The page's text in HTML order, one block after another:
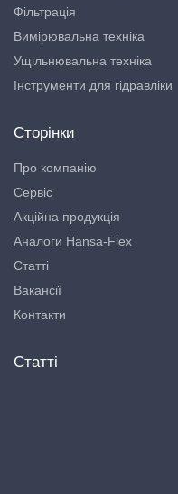
Фільтрація
Вимірювальна техніка
Ущільнювальна техніка
Інструменти для гідравліки
Сторінки
Про компанію
Сервіс
Акційна продукція
Аналоги Hansa-Flex
Статті
Вакансії
Контакти
Статті